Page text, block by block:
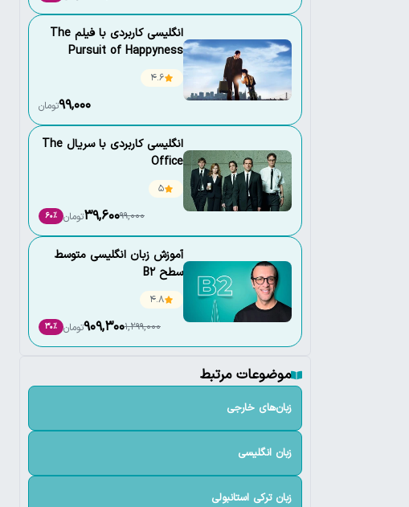
انگلیسی کاربردی با فیلم The
Pursuit of Happyness
4.6
99,000تومان
انگلیسی کاربردی با سریال The
Office
5
99,000
39,600تومان 60٪
آموزش زبان انگلیسی متوسط
سطح B2
4.8
1,299,000
909,300تومان 30٪
موضوعات مرتبط
زبان‌های خارجی
زبان انگلیسی
زبان ترکی استانبولی